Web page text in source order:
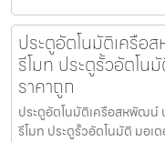
ประตูอัตโนมัติเครื
รีโมท ประตูรั้วอัตโน
ราคาถูก
ประตูอัตโนมัติเครือสหพัฒน์
รีโมท ประตูรั้วอัตโนมัติ มอเ